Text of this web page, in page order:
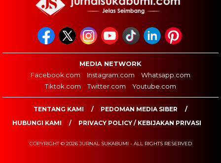
MEDIA NETWORK
Facebook.com
Instagram.com
Whatsapp.com
Tiktok.com
Twitter.com Youtube.com
TENTANG KAMI
PEDOMAN MEDIA SIBER
HUBUNGI KAMI
PRIVACY POLICY / KEBIJAKAN PRIVASI
COPYRIGHT © 2026 JURNAL SUKABUMI - ALL RIGHTS RESERVED